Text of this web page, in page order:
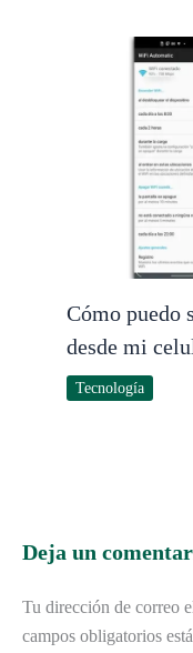
Cómo puedo
desde mi
Tecnología
Deja un
Tu dirección de correo
campos obligatorios